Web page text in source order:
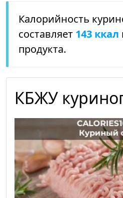
Калорийность
составляет 143 ккал
продукта.
КБЖУ